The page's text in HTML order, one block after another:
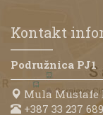
Kontakt
Podružnica PJ1
Mula Mustafe
+387 33 237 689